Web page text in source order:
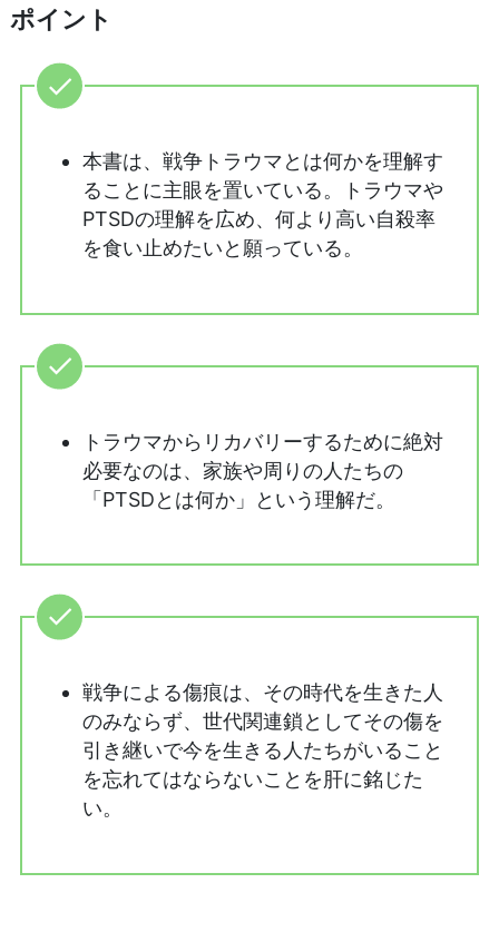
ポイント
本書は、戦争トラウマとは何かを理解す
ることに主眼を置いている。トラウマや
PTSDの理解を広め、何より高い自殺率
を食い止めたいと願っている。
トラウマからリカバリーするために絶対
必要なのは、家族や周りの人たちの
「PTSDとは何か」という理解だ。
戦争による傷痕は、その時代を生きた人
のみならず、世代関連鎖としてその傷を
引き継いで今を生きる人たちがいること
を忘れてはならないことを肝に銘じた
い。